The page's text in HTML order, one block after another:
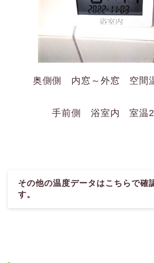
奥側側 内窓～外窓 空間
手前側 浴室内 室温
その他の温度データはこちらで確
す。